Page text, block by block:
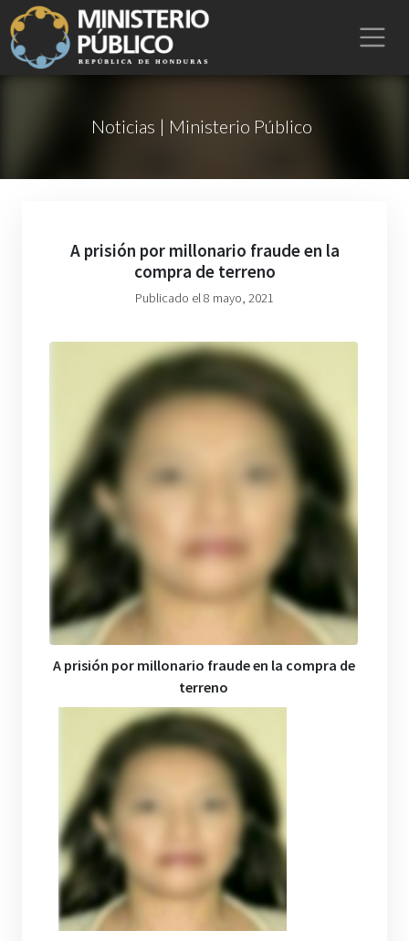
Noticias | Ministerio Público
A prisión por millonario fraude en la
compra de terreno
Publicado el 8 mayo, 2021
A prisión por millonario fraude en la compra de
terreno